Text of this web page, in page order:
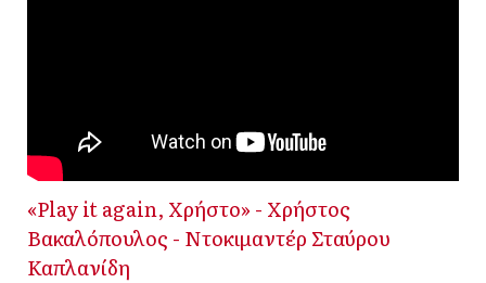
«Play it again, Χρήστο» - Χρήστος
Βακαλόπουλος - Ντοκιμαντέρ Σταύρου
Καπλανίδη